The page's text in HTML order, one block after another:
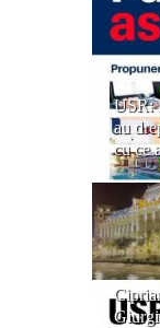
USR:
au
cu ce